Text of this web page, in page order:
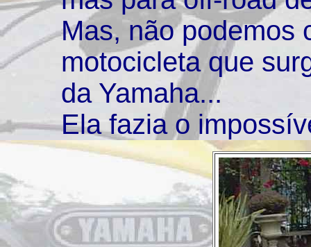
Mas, não podemos
motocicleta que
da Yamaha...
Ela fazia o